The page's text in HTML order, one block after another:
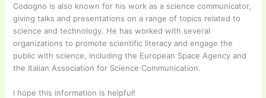
Codogno is also known for his work as a science communicator,
giving talks and presentations on a range of topics related to
science and technology. He has worked with several
organizations to promote scientific literacy and engage the
public with science, including the European Space Agency and
the Italian Association for Science Communication.
I hope this information is helpful!